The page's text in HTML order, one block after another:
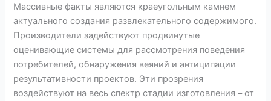
Массивные факты являются краеугольным камнем
актуального создания развлекательного содержимого.
Производители задействуют продвинутые
оценивающие системы для рассмотрения поведения
потребителей, обнаружения веяний и антиципации
результативности проектов. Эти прозрения
воздействуют на весь спектр стадии изготовления – от